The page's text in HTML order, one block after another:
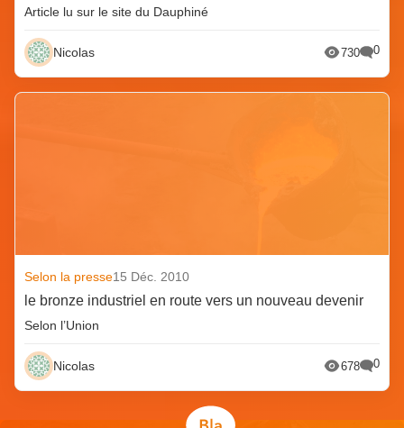
Article lu sur le site du Dauphiné
Nicolas 730 0
Selon la presse15 Déc. 2010
le bronze industriel en route vers un nouveau devenir
Selon l’Union
Nicolas 678 0